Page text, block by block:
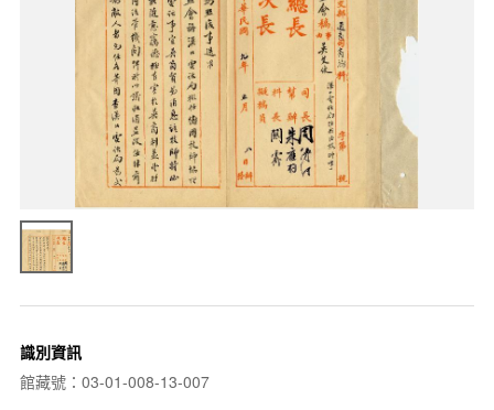
識別資訊
館藏號：03-01-008-13-007